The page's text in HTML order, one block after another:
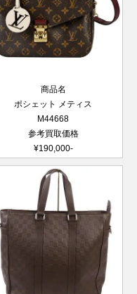
商品名
ポシェット メティス
M44668
参考買取価格
¥190,000-